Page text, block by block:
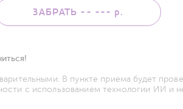
ЗАБРАТЬ -- --- р.
В пункте приема будет
с использованием технологии ИИ и